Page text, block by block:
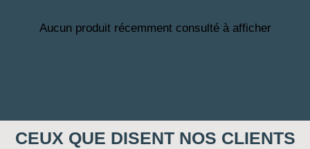
Aucun produit récemment consulté à afficher
CEUX QUE DISENT NOS CLIENTS